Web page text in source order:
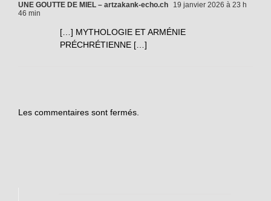
UNE GOUTTE DE MIEL – artzakank-echo.ch
19 janvier 2026 à 23 h
46 min
[…] MYTHOLOGIE ET ARMÉNIE
PRÉCHRÉTIENNE […]
Les commentaires sont fermés.